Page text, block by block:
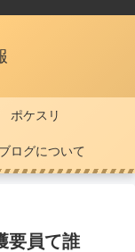
ポケスリ
ログについて
要員て誰